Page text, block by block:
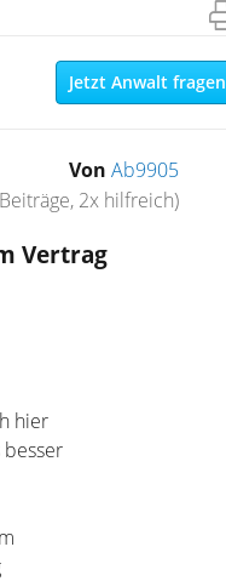
Jetzt Anwalt fragen
Von Ab9905
2x hilfreich)
Vertrag
hier